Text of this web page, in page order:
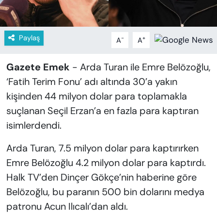
Paylaş A- A+
Gazete Emek - Arda Turan ile Emre Belözoğlu,
‘Fatih Terim Fonu’ adı altında 30’a yakın
kişinden 44 milyon dolar para toplamakla
suçlanan Seçil Erzan’a en fazla para kaptıran
isimlerdendi.
Arda Turan, 7.5 milyon dolar para kaptırırken
Emre Belözoğlu 4.2 milyon dolar para kaptırdı.
Halk TV’den Dinçer Gökçe’nin haberine göre
Belözoğlu, bu paranın 500 bin dolarını medya
patronu Acun Ilıcalı’dan aldı.
MAGAZİN
ÖZEL HABER
YAZAR KÖŞESİ
SİYASET
VAN VE DİYARBAKIR HABERLERİ